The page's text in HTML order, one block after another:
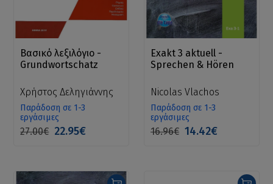
Βασικό λεξιλόγιο -
Grundwortschatz
Χρήστος Δεληγιάννης
Παράδοση σε 1-3
εργάσιμες
27.00€ 22.95€
Exakt 3 aktuell -
Sprechen & Hören
Nicolas Vlachos
Παράδοση σε 1-3
εργάσιμες
16.96€ 14.42€